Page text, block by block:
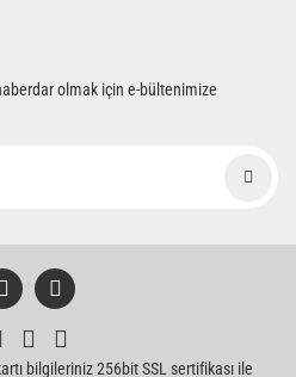
olmak için e-bültenimize
bilgileriniz 256bit SSL sertifikası ile